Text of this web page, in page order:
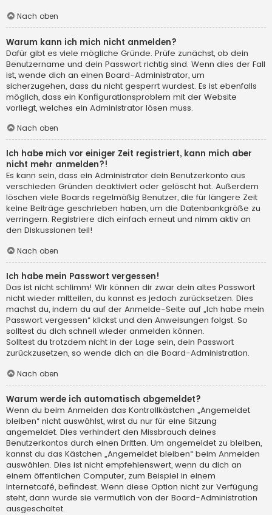
Nach oben
Warum kann ich mich nicht anmelden?
Dafür gibt es viele mögliche Gründe. Prüfe zunächst, ob dein
Benutzername und dein Passwort richtig sind. Wenn dies der Fall
ist, wende dich an einen Board-Administrator, um
sicherzugehen, dass du nicht gesperrt wurdest. Es ist ebenfalls
möglich, dass ein Konfigurationsproblem mit der Website
vorliegt, welches ein Administrator lösen muss.
Nach oben
Ich habe mich vor einiger Zeit registriert, kann mich aber
nicht mehr anmelden?!
Es kann sein, dass ein Administrator dein Benutzerkonto aus
verschieden Gründen deaktiviert oder gelöscht hat. Außerdem
löschen viele Boards regelmäßig Benutzer, die für längere Zeit
keine Beiträge geschrieben haben, um die Datenbankgröße zu
verringern. Registriere dich einfach erneut und nimm aktiv an
den Diskussionen teil!
Nach oben
Ich habe mein Passwort vergessen!
Das ist nicht schlimm! Wir können dir zwar dein altes Passwort
nicht wieder mitteilen, du kannst es jedoch zurücksetzen. Dies
machst du, indem du auf der Anmelde-Seite auf „Ich habe mein
Passwort vergessen“ klickst und den Anweisungen folgst. So
solltest du dich schnell wieder anmelden können.
Solltest du trotzdem nicht in der Lage sein, dein Passwort
zurückzusetzen, so wende dich an die Board-Administration.
Nach oben
Warum werde ich automatisch abgemeldet?
Wenn du beim Anmelden das Kontrollkästchen „Angemeldet
bleiben“ nicht auswählst, wirst du nur für eine Sitzung
angemeldet. Dies verhindert den Missbrauch deines
Benutzerkontos durch einen Dritten. Um angemeldet zu bleiben,
kannst du das Kästchen „Angemeldet bleiben“ beim Anmelden
auswählen. Dies ist nicht empfehlenswert, wenn du dich an
einem öffentlichen Computer, zum Beispiel in einem
Internetcafé, befindest. Wenn diese Option nicht zur Verfügung
steht, dann wurde sie vermutlich von der Board-Administration
ausgeschaltet.